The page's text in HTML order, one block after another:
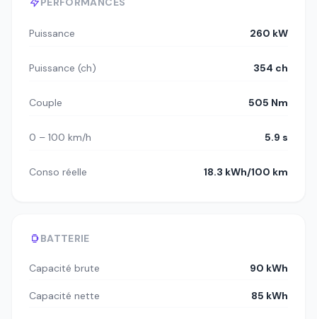
Puissance 260 kW
Puissance (ch) 354 ch
Couple 505 Nm
0 – 100 km/h 5.9 s
Conso réelle 18.3 kWh/100 km
BATTERIE
Capacité brute 90 kWh
Capacité nette 85 kWh